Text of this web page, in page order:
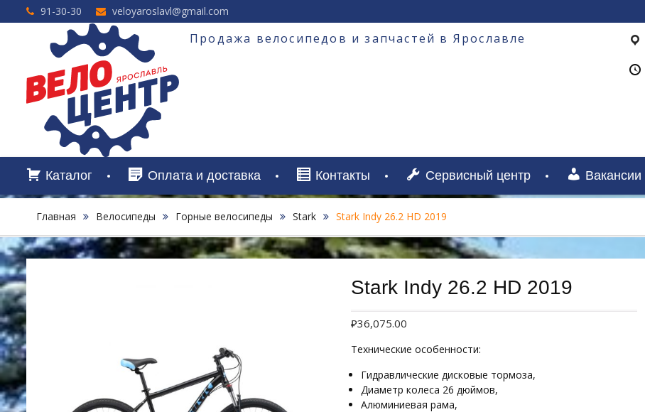
Перейти
к
91-30-30 veloyaroslavl@gmail.com
Продажа велосипедов и запчастей в Ярославле
Каталог Оплата и доставка Контакты Сервисный центр Вакансии
Главная Велосипеды Горные велосипеды Stark Stark Indy 26.2 HD 2019
Stark Indy 26.2 HD 2019
₽36,075.00
Технические особенности:
Гидравлические дисковые тормоза,
Диаметр колеса 26 дюймов,
Алюминиевая рама,